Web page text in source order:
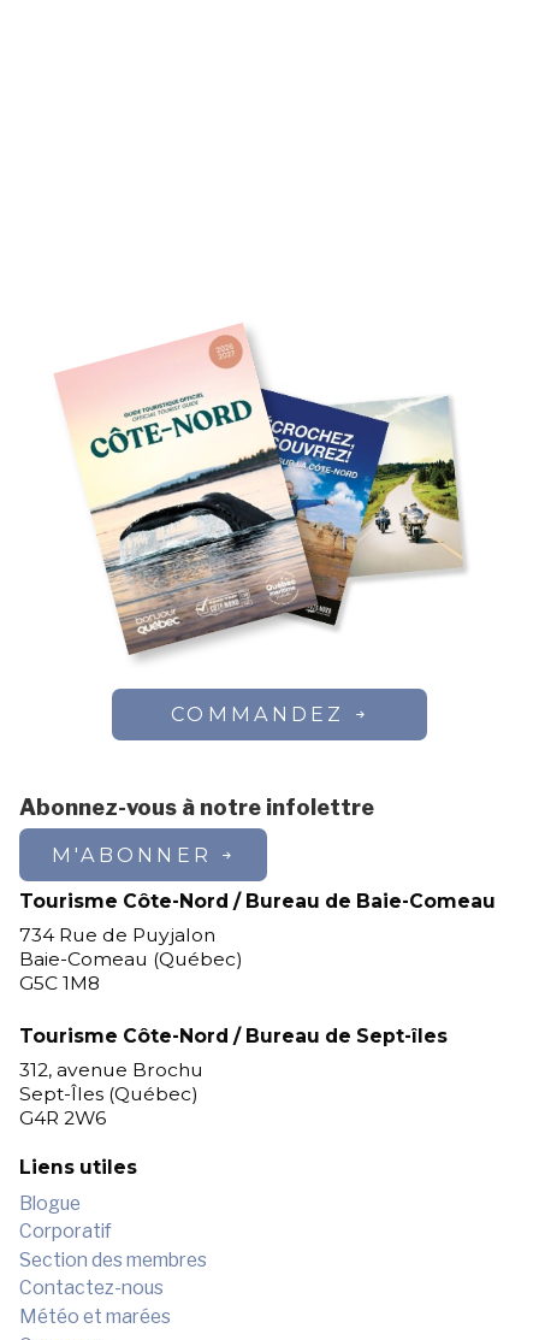
COMMANDEZ
Abonnez-vous à notre infolettre
M'ABONNER
Tourisme Côte-Nord / Bureau de Baie-Comeau
734 Rue de Puyjalon
Baie-Comeau (Québec)
G5C 1M8
Tourisme Côte-Nord / Bureau de Sept-îles
312, avenue Brochu
Sept-Îles (Québec)
G4R 2W6
Liens utiles
Blogue
Corporatif
Section des membres
Contactez-nous
Météo et marées